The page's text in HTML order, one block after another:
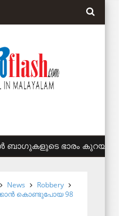
അനുകൂലികള്‍ക്ക് കുടിവെള്ളം
News
Robbery
കൊ​ണ്ടു​പോ​യ 98